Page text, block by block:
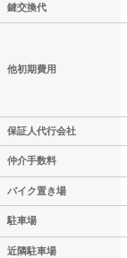
鍵交換代
他初期費用
保証人代行会社
仲介手数料
バイク置き場
駐車場
近隣駐車場